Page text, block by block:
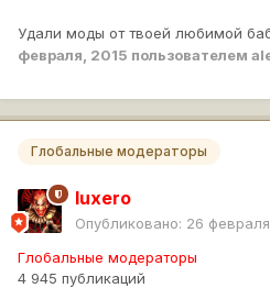
Удали моды от твоей любимой
февраля, 2015 пользователем
Глобальные модераторы
luxero
Опубликовано: 26
Глобальные модераторы
4 945 публикаций